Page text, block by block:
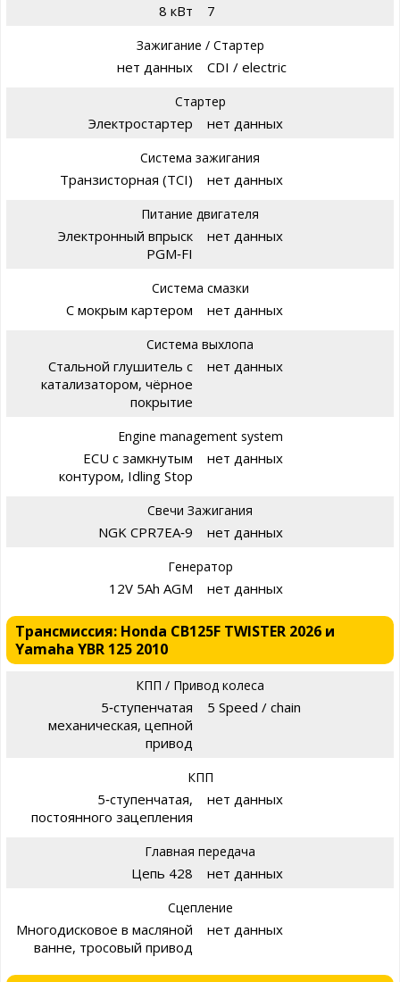
8 кВт 7
Зажигание / Стартер
нет данных CDI / electric
Стартер
Электростартер нет данных
Система зажигания
Транзисторная (TCI) нет данных
Питание двигателя
Электронный впрыск
PGM‑FI
нет данных
Система смазки
С мокрым картером нет данных
Система выхлопа
Стальной глушитель с
катализатором, чёрное
покрытие
нет данных
Engine management system
ECU с замкнутым
контуром, Idling Stop
нет данных
Свечи Зажигания
NGK CPR7EA‑9 нет данных
Генератор
12V 5Ah AGM нет данных
Трансмиссия: Honda CB125F TWISTER 2026 и
Yamaha YBR 125 2010
КПП / Привод колеса
5‑ступенчатая
механическая, цепной
привод
5 Speed / chain
КПП
5‑ступенчатая,
постоянного зацепления
нет данных
Главная передача
Цепь 428 нет данных
Сцепление
Многодисковое в масляной
ванне, тросовый привод
нет данных